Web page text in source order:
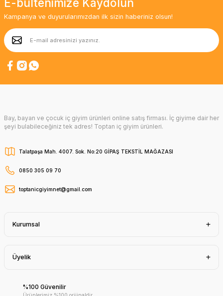
E-bültenimize Kaydolun
Kampanya ve duyurularımızdan ilk sizin haberiniz olsun!
Bay, bayan ve çocuk iç giyim ürünleri online satış firması. İç giyime dair her
şeyi bulabileceğiniz tek adres! Toptan iç giyim ürünleri.
Talatpaşa Mah. 4007. Sok. No:20 GİPAŞ TEKSTİL MAĞAZASI
0850 305 09 70
toptanicgiyimnet@gmail.com
Kurumsal
Üyelik
%100 Güvenilir